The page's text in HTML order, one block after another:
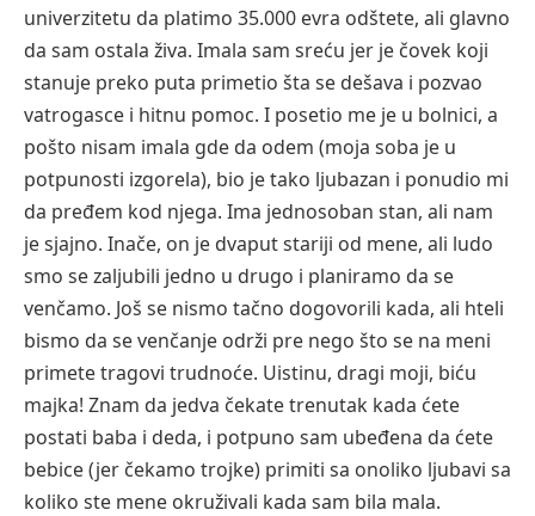
univerzitetu da platimo 35.000 evra odštete, ali glavno
da sam ostala živa. Imala sam sreću jer je čovek koji
stanuje preko puta primetio šta se dešava i pozvao
vatrogasce i hitnu pomoc. I posetio me je u bolnici, a
pošto nisam imala gde da odem (moja soba je u
potpunosti izgorela), bio je tako ljubazan i ponudio mi
da pređem kod njega. Ima jednosoban stan, ali nam
je sjajno. Inače, on je dvaput stariji od mene, ali ludo
smo se zaljubili jedno u drugo i planiramo da se
venčamo. Još se nismo tačno dogovorili kada, ali hteli
bismo da se venčanje održi pre nego što se na meni
primete tragovi trudnoće. Uistinu, dragi moji, biću
majka! Znam da jedva čekate trenutak kada ćete
postati baba i deda, i potpuno sam ubeđena da ćete
bebice (jer čekamo trojke) primiti sa onoliko ljubavi sa
koliko ste mene okruživali kada sam bila mala.